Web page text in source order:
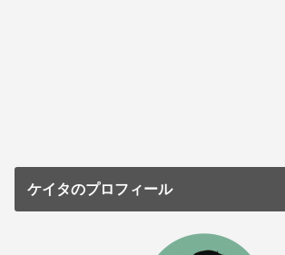
ケイタのプロフィール